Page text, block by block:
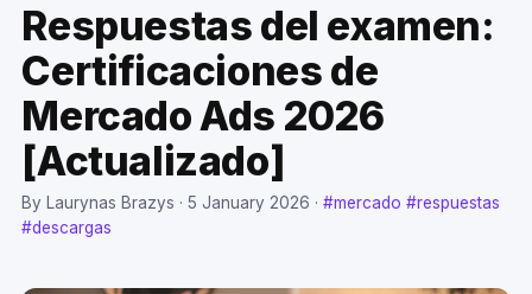
Respuestas del examen:
Certificaciones de
Mercado Ads 2026
[Actualizado]
By Laurynas Brazys ·5 January 2026 ·#mercado #respuestas
#descargas